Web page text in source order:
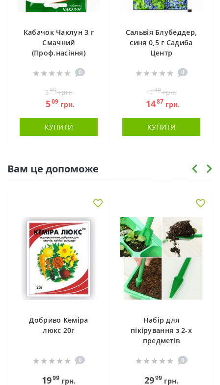
Кабачок Чаклун 3 г
Смачний
(Проф.насіння)
0
599грн.
509грн.
КУПИТИ
Сальвія Блубеддер,
синя 0,5 г Садиба
Центр
0
1749грн.
1487 грн.
КУПИТИ
Вам це допоможе
Добриво Кеміра
люкс 20г
0
1999 грн.
Набір для
пікірування з 2-х
предметів
0
2999 грн.